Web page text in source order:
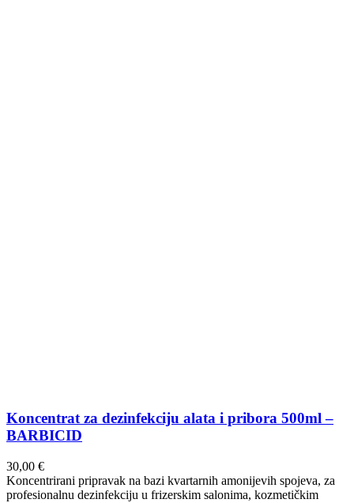
Koncentrat za dezinfekciju alata i pribora 500ml –
BARBICID
30,00 €
Koncentrirani pripravak na bazi kvartarnih amonijevih spojeva, za
profesionalnu dezinfekciju u frizerskim salonima, kozmetičkim